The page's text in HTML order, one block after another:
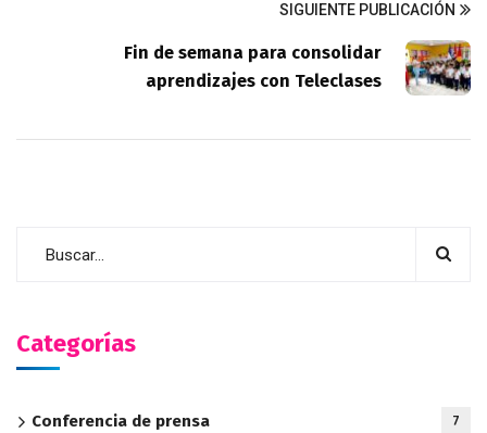
SIGUIENTE PUBLICACIÓN
Fin de semana para consolidar
aprendizajes con Teleclases
Categorías
Conferencia de prensa 7